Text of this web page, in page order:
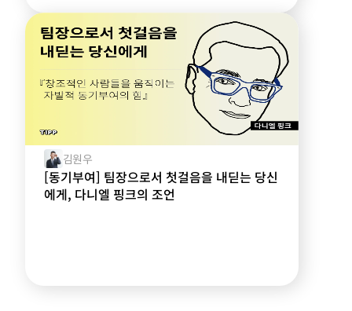
김원우
[동기부여] 팀장으로서 첫걸음을 내딛는 당신
에게, 다니엘 핑크의 조언